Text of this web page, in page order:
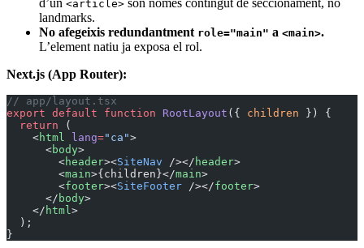
d’un <article> són només contingut de seccionament, no
landmarks.
No afegeixis redundantment role="main" a <main>.
L’element natiu ja exposa el rol.
Next.js (App Router):
// app/layout.tsx
export default function RootLayout ({ children }) {
  return
(
    <
html lang="ca">
      <
body>
        <
header><SiteNav /></ header>
        <
main>{children}</main>
        <
footer><SiteFooter /></footer>
      </
body>
    </
html>
  );
}